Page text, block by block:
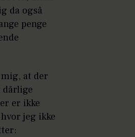
da også
penge
at der
dårlige
er ikke
jeg ikke